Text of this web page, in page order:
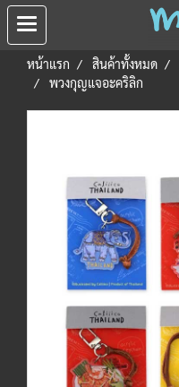
หน้าแรก สินค้าทั้งหมด
พวงกุญแจอะคริลิก